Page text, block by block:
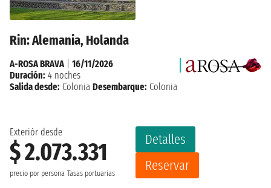
Rin: Alemania, Holanda
Exteriór desde
$ 2.073.331
precio por persona Tasas portuarias
Detalles
Reservar
A-ROSA BRAVA| 16/11/2026
Duración: 4 noches
Salida desde: Colonia Desembarque: Colonia